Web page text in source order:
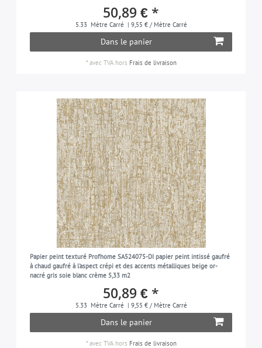
50,89 € *
5.33 Mètre Carré | 9,55 € / Mètre Carré
Dans le panier
*avec TVAhors Frais de livraison
Papier peint texturé Profhome SA524075-DI papier peint intissé gaufré
à chaud gaufré à l'aspect crépi et des accents métalliques beige or-
nacré gris soie blanc crème 5,33 m2
50,89 € *
5.33 Mètre Carré | 9,55 € / Mètre Carré
Dans le panier
*avec TVAhors Frais de livraison